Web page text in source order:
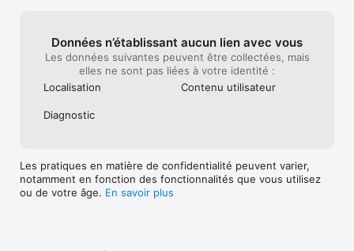
profite de 7 jours d’essai gratuit et sans engagement. Pour
conduire en toute sérénité, éviter les amendes et rouler à la
bonne vitesse, je télécharge maintenant.
Données n’établissant aucun lien avec vous
Les données suivantes peuvent être collectées, mais
elles ne sont pas liées à votre identité :
Localisation
Contenu utilisateur
Diagnostic
Les pratiques en matière de confidentialité peuvent varier,
notamment en fonction des fonctionnalités que vous utilisez
ou de votre âge. En savoir plus